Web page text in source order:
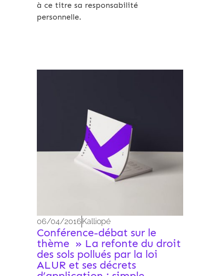
à ce titre sa responsabilité
personnelle.
06/04/2016 Kalliopé
Conférence-débat sur le
thème » La refonte du droit
des sols pollués par la loi
ALUR et ses décrets